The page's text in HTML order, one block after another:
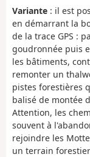
Variante : il est
en démarrant la
de la trace GPS :
goudronnée puis
les bâtiments,
remonter un
pistes forestières
balisé de montée
Attention, les
souvent à
rejoindre les
un terrain